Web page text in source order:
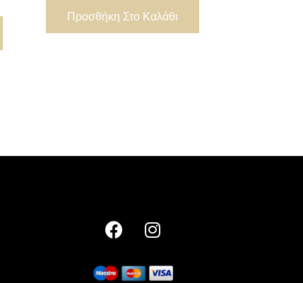
Προσθήκη Στο Καλάθι